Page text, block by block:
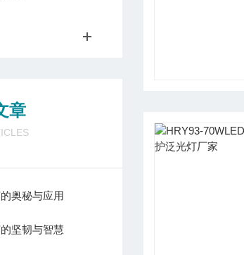
章
奥秘与应用
坚韧与智慧